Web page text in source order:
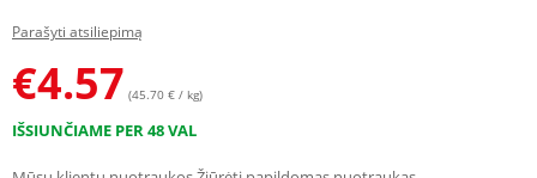
Parašyti atsiliepimą
€4.57 (45.70 € / kg)
IŠSIUNČIAME PER 48 VAL